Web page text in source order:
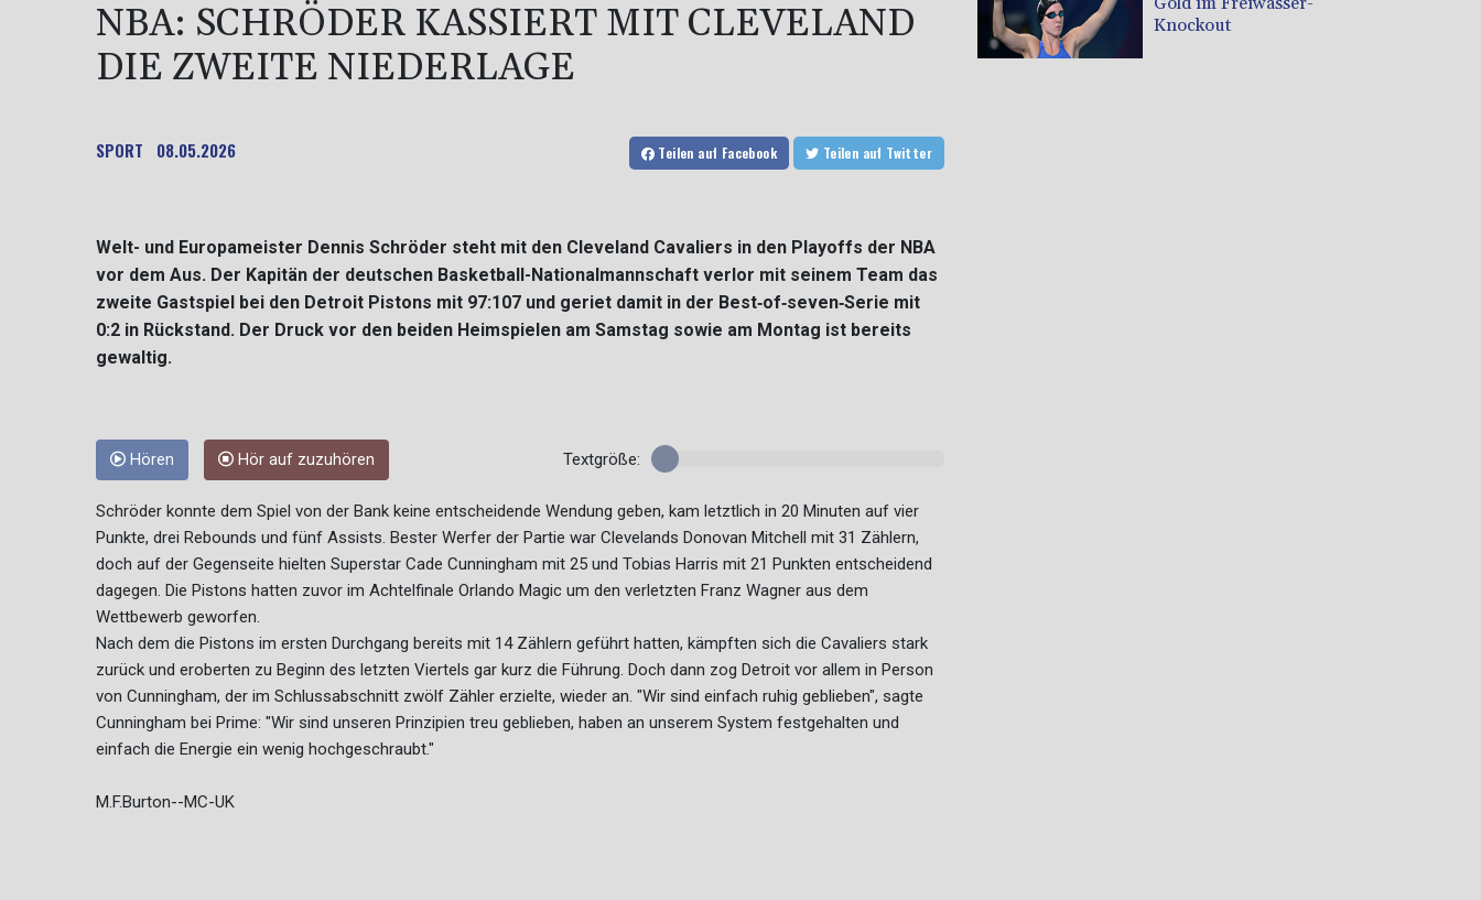
NBA: SCHRÖDER KASSIERT MIT CLEVELAND
DIE ZWEITE NIEDERLAGE
SPORT 08.05.2026 Teilen auf Facebook Teilen auf Twitter
Welt- und Europameister Dennis Schröder steht mit den Cleveland Cavaliers in den Playoffs der NBA
vor dem Aus. Der Kapitän der deutschen Basketball-Nationalmannschaft verlor mit seinem Team das
zweite Gastspiel bei den Detroit Pistons mit 97:107 und geriet damit in der Best‑of‑seven‑Serie mit
0:2 in Rückstand. Der Druck vor den beiden Heimspielen am Samstag sowie am Montag ist bereits
gewaltig.
Hören Hör auf zuzuhören Textgröße:
Schröder konnte dem Spiel von der Bank keine entscheidende Wendung geben, kam letztlich in 20 Minuten auf vier
Punkte, drei Rebounds und fünf Assists. Bester Werfer der Partie war Clevelands Donovan Mitchell mit 31 Zählern,
doch auf der Gegenseite hielten Superstar Cade Cunningham mit 25 und Tobias Harris mit 21 Punkten entscheidend
dagegen. Die Pistons hatten zuvor im Achtelfinale Orlando Magic um den verletzten Franz Wagner aus dem
Wettbewerb geworfen.
Nach dem die Pistons im ersten Durchgang bereits mit 14 Zählern geführt hatten, kämpften sich die Cavaliers stark
zurück und eroberten zu Beginn des letzten Viertels gar kurz die Führung. Doch dann zog Detroit vor allem in Person
von Cunningham, der im Schlussabschnitt zwölf Zähler erzielte, wieder an. "Wir sind einfach ruhig geblieben", sagte
Cunningham bei Prime: "Wir sind unseren Prinzipien treu geblieben, haben an unserem System festgehalten und
einfach die Energie ein wenig hochgeschraubt."
M.F.Burton--MC-UK
Knockout